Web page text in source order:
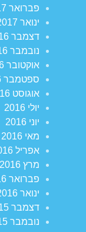
פברואר 2017
ינואר 2017
דצמבר 2016
נובמבר 2016
אוקטובר 2016
ספטמבר 2016
אוגוסט 2016
יולי 2016
יוני 2016
מאי 2016
אפריל 2016
מרץ 2016
פברואר 2016
ינואר 2016
דצמבר 2015
נובמבר 2015